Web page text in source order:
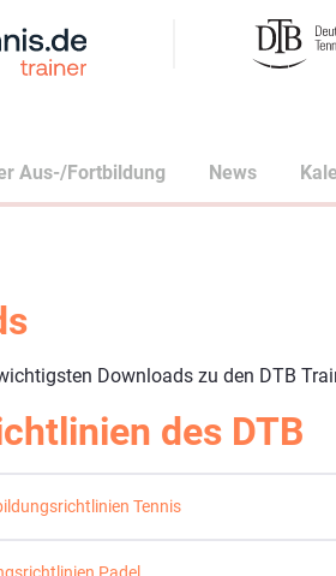
Aus-/Fortbildung News
Downloads zu den DTB
des DTB
Tennis
Padel